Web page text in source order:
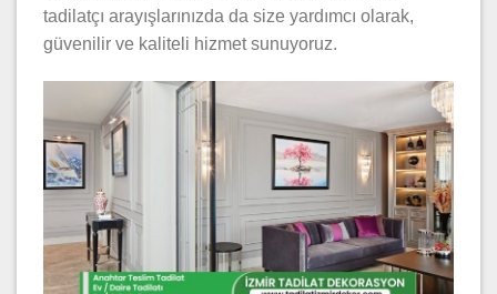
tadilatçı arayışlarınızda da size yardımcı olarak,
güvenilir ve kaliteli hizmet sunuyoruz.